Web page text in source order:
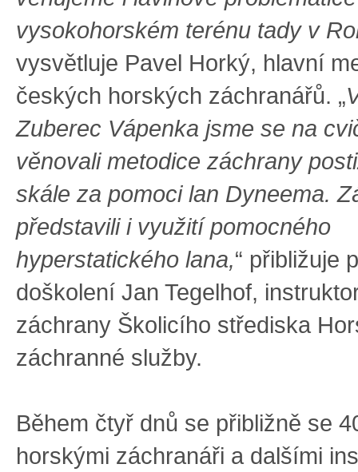
vysokohorském terénu tady v
vysvětluje Pavel Horký, hlavní
českých horských záchranářů. „
Zuberec Vápenka jsme se na
věnovali metodice záchrany
skále za pomoci lan Dyneema.
představili i využití pomocného
hyperstatického lana,“ přibližuje
doškolení Jan Tegelhof,
záchrany Školicího střediska
záchranné služby.
Během čtyř dnů se přibližně se
horskými záchranáři a dalšími